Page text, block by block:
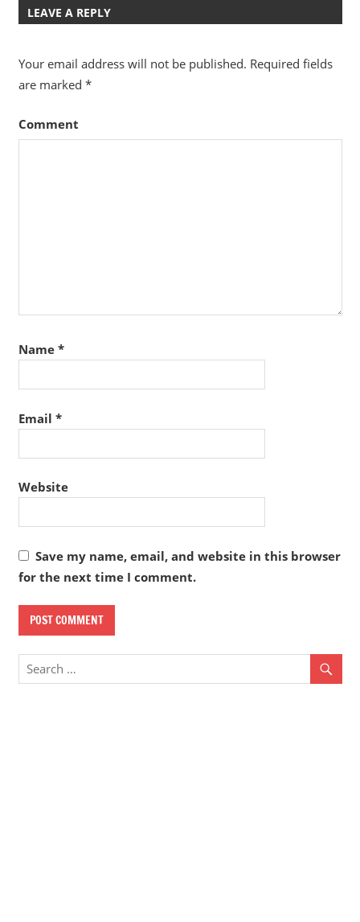
navigation
LEAVE A REPLY
Your email address will not be published. Required fields
are marked *
Comment
Name *
Email *
Website
Save my name, email, and website in this browser
for the next time I comment.